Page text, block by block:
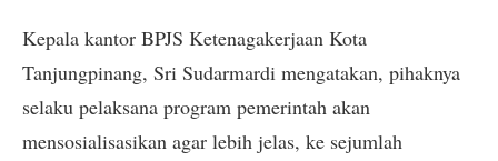
Kepala kantor BPJS Ketenagakerjaan Kota
Tanjungpinang, Sri Sudarmardi mengatakan, pihaknya
selaku pelaksana program pemerintah akan
mensosialisasikan agar lebih jelas, ke sejumlah